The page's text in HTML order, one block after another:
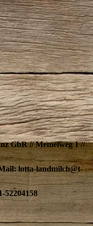
GbR // Memelweg 1 //
lotta-landmilch@t-
52204158